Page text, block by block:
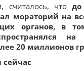
считалось, чтодо
мораторий на
органов, в
20 миллионов